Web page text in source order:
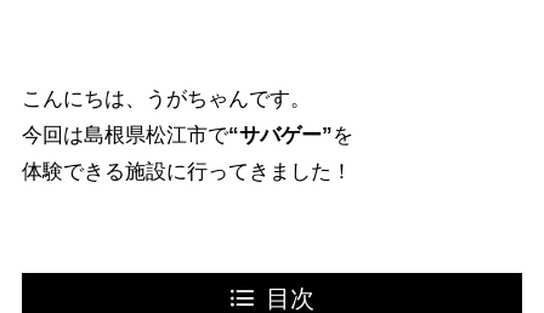
こんにちは、うがちゃんです。
今回は島根県松江市で“サバゲー”を
体験できる施設に行ってきました！
目次